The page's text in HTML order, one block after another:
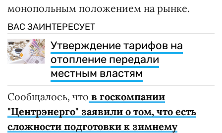
монопольным положением на рынке.
ВАС ЗАИНТЕРЕСУЕТ
Утверждение тарифов на
отопление передали
местным властям
Сообщалось, что в госкомпании
"Центрэнерго" заявили о том, что есть
сложности подготовки к зимнему